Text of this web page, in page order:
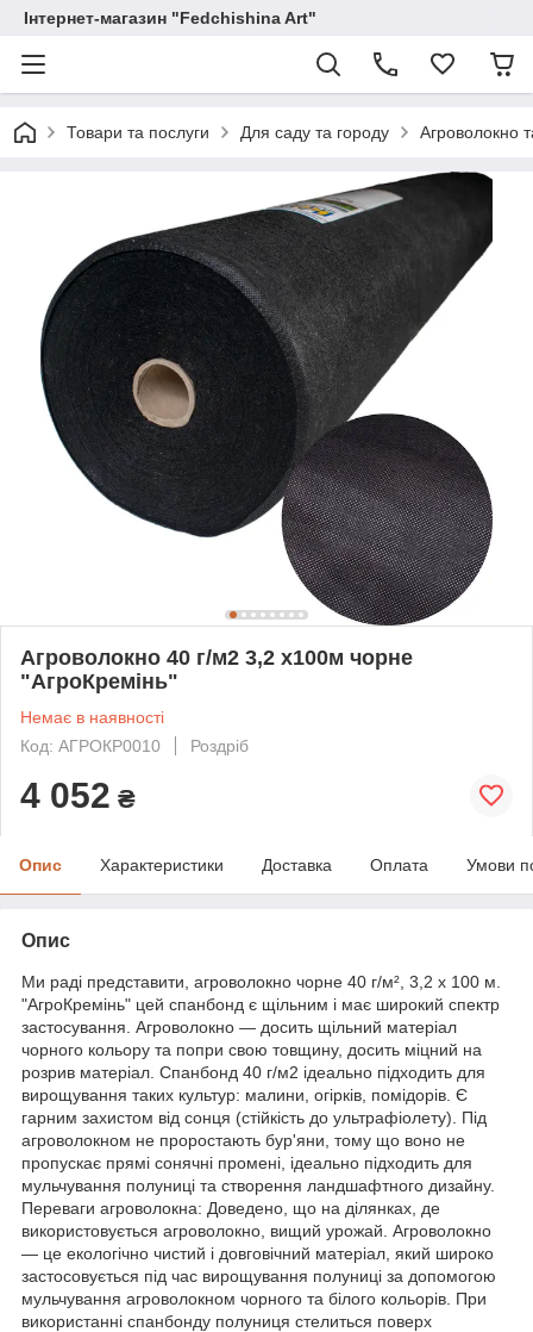
Інтернет-магазин "Fedchishina Art"
Товари та послуги Для саду та городу Агроволокно
Агроволокно 40 г/м2 3,2 х100м чорне
"АгроКремінь"
Немає в наявності
Код: АГРОКР0010
Роздріб
4 052 ₴
Опис Характеристики Доставка Оплата Умови
Опис
Ми раді представити, агроволокно чорне 40 г/м², 3,2 х 100 м.
"АгроКремінь" цей спанбонд є щільним і має широкий спектр
застосування. Агроволокно — досить щільний матеріал
чорного кольору та попри свою товщину, досить міцний на
розрив матеріал. Спанбонд 40 г/м2 ідеально підходить для
вирощування таких культур: малини, огірків, помідорів. Є
гарним захистом від сонця (стійкість до ультрафіолету). Під
агроволокном не проростають бур'яни, тому що воно не
пропускає прямі сонячні промені, ідеально підходить для
мульчування полуниці та створення ландшафтного дизайну.
Переваги агроволокна: Доведено, що на ділянках, де
використовується агроволокно, вищий урожай. Агроволокно
— це екологічно чистий і довговічний матеріал, який широко
застосовується під час вирощування полуниці за допомогою
мульчування агроволокном чорного та білого кольорів. При
використанні спанбонду полуниця стелиться поверх